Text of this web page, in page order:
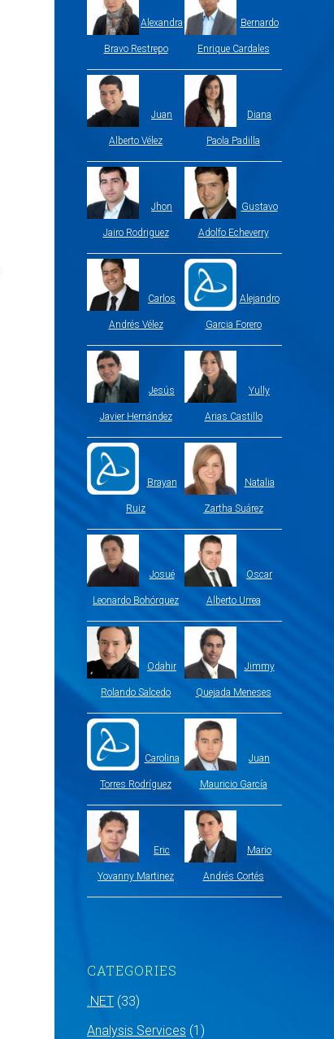
Alexandra
Bravo Restrepo
Bernardo
Enrique Cardales
Juan
Alberto Vélez
Diana
Paola Padilla
Jhon
Jairo Rodriguez
Gustavo
Adolfo Echeverry
Carlos
Andrés Vélez
Alejandro
Garcia Forero
Jesús
Javier Hernández
Yully
Arias Castillo
Brayan
Ruiz
Natalia
Zartha Suárez
Josué
Leonardo Bohórquez
Oscar
Alberto Urrea
Odahir
Rolando Salcedo
Jimmy
Quejada Meneses
Carolina
Torres Rodríguez
Juan
Mauricio García
Eric
Yovanny Martinez
Mario
Andrés Cortés
CATEGORIES
.NET (33)
Analysis Services (1)